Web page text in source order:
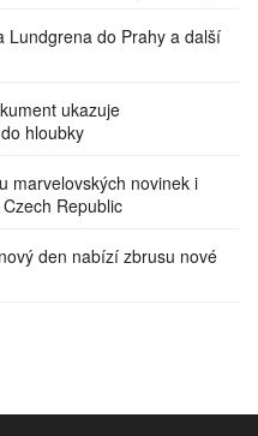
Lundgrena do Prahy a další
ukazuje
hloubky
marvelovských novinek i
Republic
den nabízí zbrusu nové